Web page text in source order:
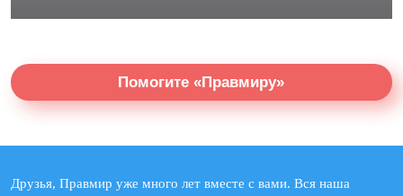
Помогите «Правмиру»
Друзья, Правмир уже много лет вместе с вами. Вся наша